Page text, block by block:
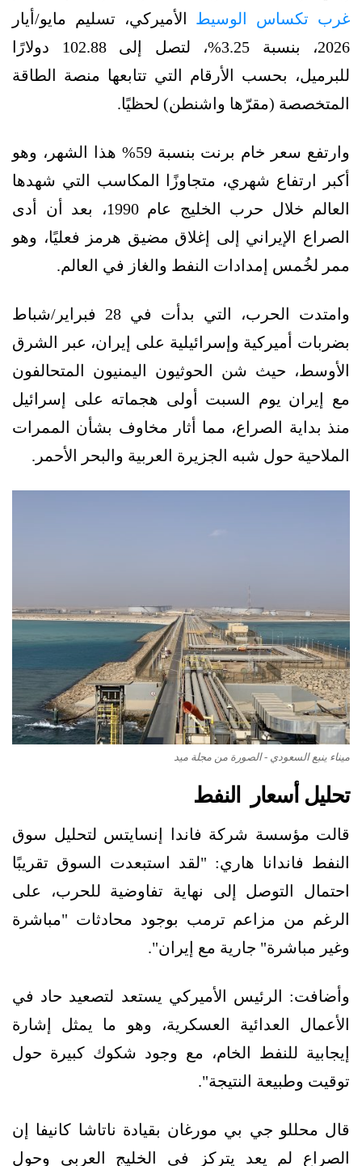
غرب تكساس الوسيط الأميركي، تسليم مايو/أيار
2026، بنسبة 3.25%، لتصل إلى 102.88 دولارًا
للبرميل، بحسب الأرقام التي تتابعها منصة الطاقة
المتخصصة (مقرّها واشنطن) لحظيًا.
وارتفع سعر خام برنت بنسبة 59% هذا الشهر، وهو
أكبر ارتفاع شهري، متجاوزًا المكاسب التي شهدها
العالم خلال حرب الخليج عام 1990، بعد أن أدى
الصراع الإيراني إلى إغلاق مضيق هرمز فعليًا، وهو
ممر لخُمس إمدادات النفط والغاز في العالم.
وامتدت الحرب، التي بدأت في 28 فبراير/شباط
بضربات أميركية وإسرائيلية على إيران، عبر الشرق
الأوسط، حيث شن الحوثيون اليمنيون المتحالفون
مع إيران يوم السبت أولى هجماته على إسرائيل
منذ بداية الصراع، مما أثار مخاوف بشأن الممرات
الملاحية حول شبه الجزيرة العربية والبحر الأحمر.
ميناء ينبع السعودي - الصورة من مجلة ميد
تحليل أسعار النفط
قالت مؤسسة شركة فاندا إنسايتس لتحليل سوق
النفط فاندانا هاري: "لقد استبعدت السوق تقريبًا
احتمال التوصل إلى نهاية تفاوضية للحرب، على
الرغم من مزاعم ترمب بوجود محادثات "مباشرة
وغير مباشرة" جارية مع إيران".
وأضافت: الرئيس الأميركي يستعد لتصعيد حاد في
الأعمال العدائية العسكرية، وهو ما يمثل إشارة
إيجابية للنفط الخام، مع وجود شكوك كبيرة حول
توقيت وطبيعة النتيجة".
قال محللو جي بي مورغان بقيادة ناتاشا كانيفا إن
الصراع لم يعد يتركز في الخليج العربي وحول